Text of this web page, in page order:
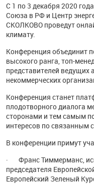
С 1 по 3 декабря 2020
Союза в РФ и Центр
СКОЛКОВО проведут
климату.
Конференция объединит
высокого ранга, топ-
представителей ведущих
некоммерческих
Конференция станет
плодотворного диалога
сторонами и тем самым
интересов по связанным
В конференции примут
· Франс Тиммерманс,
председателя
Европейский Зеленый